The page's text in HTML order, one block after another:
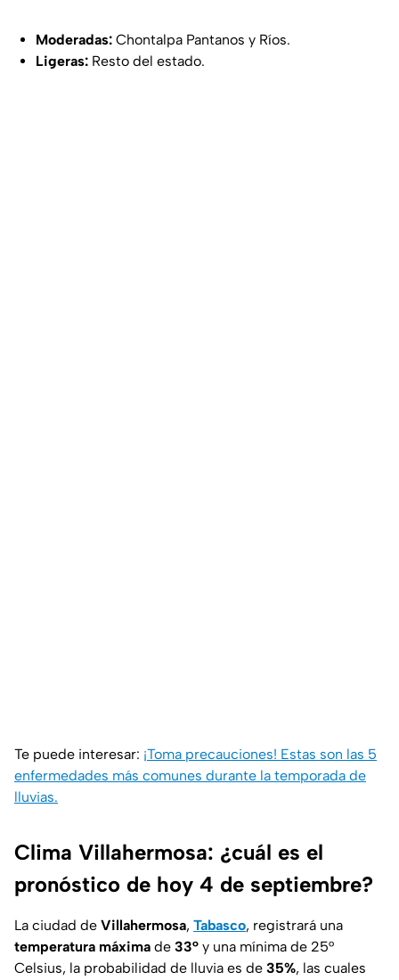
Moderadas: Chontalpa Pantanos y Ríos.
Ligeras: Resto del estado.
Te puede interesar: ¡Toma precauciones! Estas son las 5
enfermedades más comunes durante la temporada de
lluvias.
Clima Villahermosa: ¿cuál es el
pronóstico de hoy 4 de septiembre?
La ciudad de Villahermosa, Tabasco, registrará una
temperatura máxima de 33° y una mínima de 25°
Celsius, la probabilidad de lluvia es de 35%, las cuales